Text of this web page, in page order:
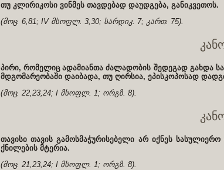
თუ კლირიკოსი ვინმეს თავდებად დაუდგება, განიკვეთოს.
(მოც. 6,81; IV მსოფლ. 3,30; სარდიკ. 7; კართ. 75).
პირი, რომელიც ადამიანთა ძალადობის შედეგად გახდა
მდგომარეობაში დაიბადა, თუ ღირსია, ეპისკოპოსად
(მოც. 22,23,24; I მსოფლ. 1; ორგზ. 8).
თავისი თავის გამოსმაჭურისებელი არ იქნეს
ქნილების მტერია.
(მოც. 21,23,24; I მსოფლ. 1; ორგზ. 8).